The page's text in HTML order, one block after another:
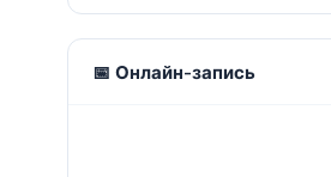
📅 Онлайн-запись